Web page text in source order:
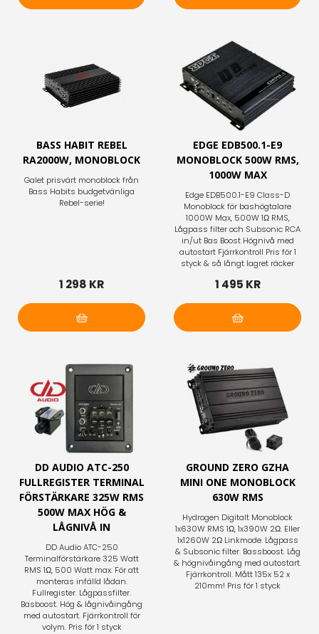
BASS HABIT REBEL
RA2000W, MONOBLOCK
Galet prisvärt monoblock från
Bass Habits budgetvänliga
Rebel-serie!
1 298 KR
EDGE EDB500.1-E9
MONOBLOCK 500W RMS,
1000W MAX
Edge EDB500.1-E9 Class-D
Monoblock för bashögtalare
1000W Max, 500W 1Ω RMS,
Lågpass filter och Subsonic RCA
in/ut Bas Boost Högnivå med
autostart Fjärrkontroll Pris för 1
styck & så långt lagret räcker
1 495 KR
DD AUDIO ATC-250
FULLREGISTER TERMINAL
FÖRSTÄRKARE 325W RMS
500W MAX HÖG &
LÅGNIVÅ IN
DD Audio ATC-250
Terminalförstärkare 325 Watt
RMS 1Ω, 500 Watt max. För att
monteras infälld lådan.
Fullregister. Lågpassfilter.
Basboost. Hög & lågnivåingång
med autostart. Fjärrkontroll för
volym. Pris för 1 styck
GROUND ZERO GZHA
MINI ONE MONOBLOCK
630W RMS
Hydrogen Digitalt Monoblock
1x630W RMS 1Ω, 1x390W 2Ω. Eller
1x1260W 2Ω Linkmode. Lågpass
& Subsonic filter. Bassboost. Låg
& högnivåingång med autostart.
Fjärrkontroll. Mått 135x 52 x
210mm! Pris för 1 styck